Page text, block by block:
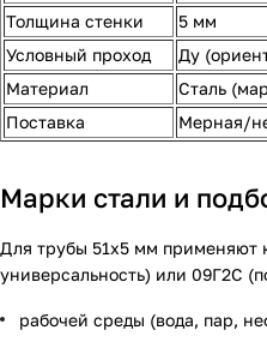
Толщина стенки
5 мм
Условный проход
Ду
Материал
Сталь
Поставка
Мерная/
Марки стали и
Для трубы 51х5 мм применяют
универсальность) или 09Г2С
рабочей среды (вода, пар,